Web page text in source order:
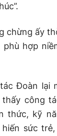
chừng ấy
hợp
Đoàn lại
thấy công
thức, kỹ
sức